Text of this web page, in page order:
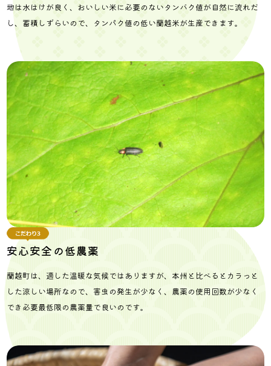
地は水はけが良く、おいしい米に必要のないタンバク値が自然に流れだ
し、蓄積しずらいので、タンパク値の低い蘭越米が生産できます。
安心安全の低農薬
蘭越町は、適した温暖な気候ではありますが、本州と比べるとカラっと
した涼しい場所なので、害虫の発生が少なく、農薬の使用回数が少なく
でき必要最低限の農薬量で良いのです。